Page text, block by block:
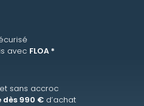
avec FLOA *
sans accroc
990 € d’achat